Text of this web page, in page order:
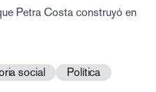
Petra Costa construyó en
social Política